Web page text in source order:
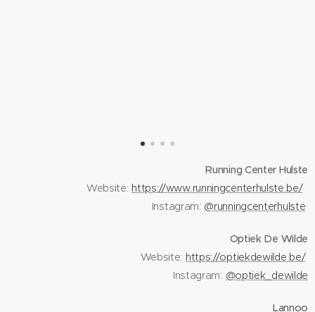
Running Center Hulste
Website: https://www.runningcenterhulste.be/
Instagram: @runningcenterhulste
Optiek De Wilde
Website: https://optiekdewilde.be/
Instagram: @optiek_dewilde
Lannoo